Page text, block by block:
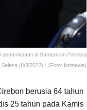
pemeriksaan di Satreskrim Polresta
(8/3/2022).* (Foto: Istimewa)
berusia 64 tahun
25 tahun pada Kamis